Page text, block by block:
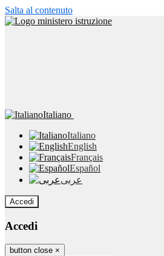
Salta al contenuto
Italiano
Italiano
English
Français
Español
عربى
Accedi
Accedi
button close ×